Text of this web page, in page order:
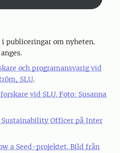
publiceringar om nyheten.
och programansvarig vid
SLU.
vid SLU. Foto: Susanna
Officer på Inter
a Seed-projektet. Bild från